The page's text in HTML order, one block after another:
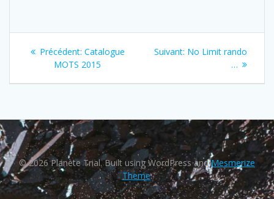
Navigation
Précédent: Previous
post:
Catalogue
MOTS 2015
Suivant: Next
No Limit rando
…
© 2026 Planète Trial. Built using WordPress andMesmerize
Theme.